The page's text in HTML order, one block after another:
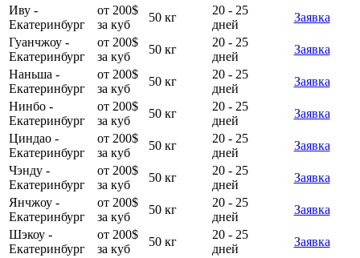
Иву -
Екатеринбург
от 200$
за куб
50 кг
20 - 25
дней
Заявка
Гуанчжоу -
Екатеринбург
от 200$
за куб
50 кг
20 - 25
дней
Заявка
Наньша -
Екатеринбург
от 200$
за куб
50 кг
20 - 25
дней
Заявка
Нинбо -
Екатеринбург
от 200$
за куб
50 кг
20 - 25
дней
Заявка
Циндао -
Екатеринбург
от 200$
за куб
50 кг
20 - 25
дней
Заявка
Чэнду -
Екатеринбург
от 200$
за куб
50 кг
20 - 25
дней
Заявка
Янчжоу -
Екатеринбург
от 200$
за куб
50 кг
20 - 25
дней
Заявка
Шэкоу -
Екатеринбург
от 200$
за куб
50 кг
20 - 25
дней
Заявка